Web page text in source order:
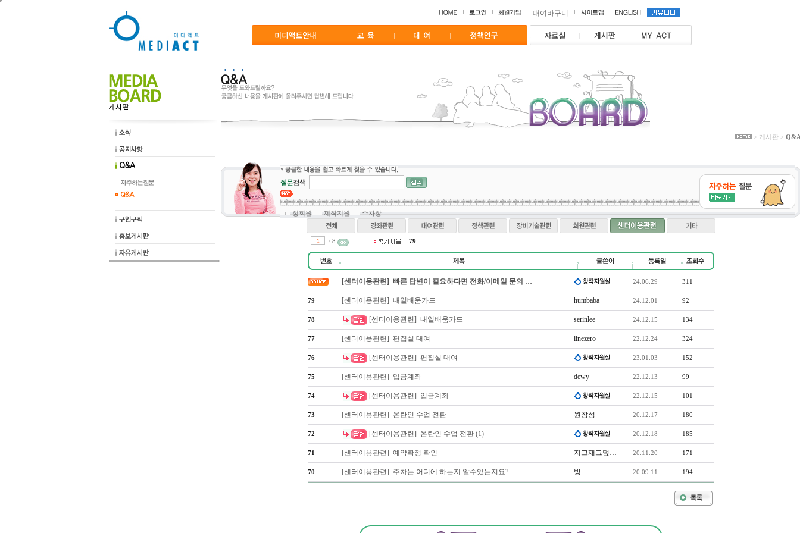
대여바구니
> 게시판 >

정회원
제작지원 주차장
/ 8 79
[센터이용관련] 빠른 답변이 필요하다면 전화/이메일 문의 … 24.06.29 311
79 [센터이용관련] 내일배움카드 humbaba 24.12.01 92
78 [센터이용관련] 내일배움카드 serinlee 24.12.15 134
77 [센터이용관련] 편집실 대여 linezero 22.12.24 324
76 [센터이용관련] 편집실 대여 23.01.03 152
75 [센터이용관련] 입금계좌 dewy 22.12.13 99
74 [센터이용관련] 입금계좌 22.12.15 101
73 [센터이용관련] 온란인 수업 전환 원창성 20.12.17 180
72 [센터이용관련] 온란인 수업 전환 (1) 20.12.18 185
71 [센터이용관련] 예약확정 확인 지그재그덮… 20.11.20 171
70 [센터이용관련] 주차는 어디에 하는지 알수있는지요? 방 20.09.11 194